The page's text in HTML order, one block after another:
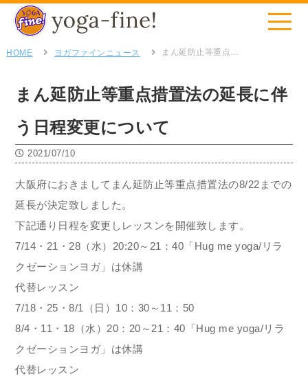
HOME ヨガファインニュース まん延防止等重点措置法の延長に伴う日程変更について
まん延防止等重点措置法の延長に伴
う日程変更について
2021/07/10
大阪府におきましてまん延防止等重点措置法の8/22までの
延長が決定致しました。
下記通り日程を変更しレッスンを開催致します。
7/14・21・28（水）20:20～21：40「Hug me yoga/リラ
クゼーションヨガ」は休講
代替レッスン
7/18・25・8/1（日）10：30～11：50
8/4・11・18（水）20：20～21：40「Hug me yoga/リラ
クゼーションヨガ」は休講
代替レッスン